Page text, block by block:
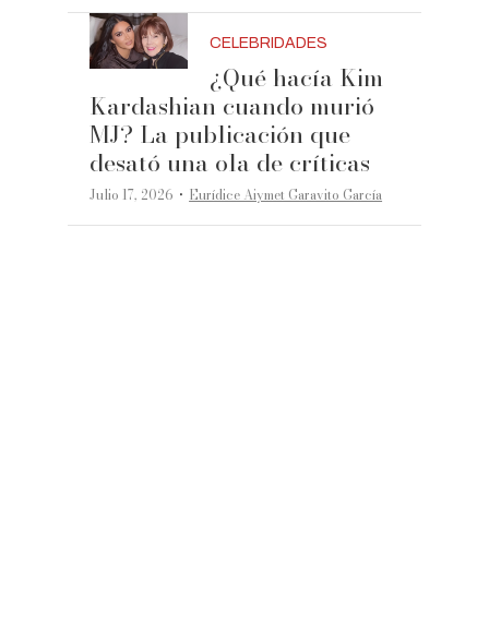
CELEBRIDADES
¿Qué hacía Kim
Kardashian cuando murió
MJ? La publicación que
desató una ola de críticas
Julio 17, 2026 ·Eurídice Aiymet Garavito García